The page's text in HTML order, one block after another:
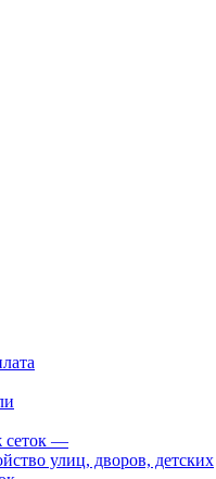
—
улиц, дворов, детских